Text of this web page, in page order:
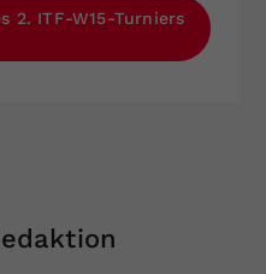
2. ITF-W15-Turniers